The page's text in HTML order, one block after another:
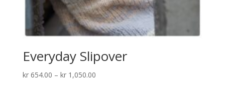
Everyday Slipover
kr654.00 – kr1,050.00Prisområde: